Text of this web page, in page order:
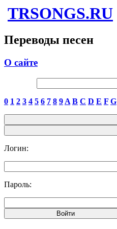
TRSONGS.RU
Переводы песен
О сайте
0 1 2 3 4 5 6 7 8 9 A B C D E F G
Логин:
Пароль: